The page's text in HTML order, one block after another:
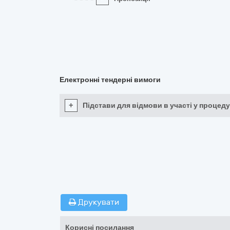
Електронні тендерні вимоги
+ Підстави для відмови в участі у
Друкувати
Корисні посилання